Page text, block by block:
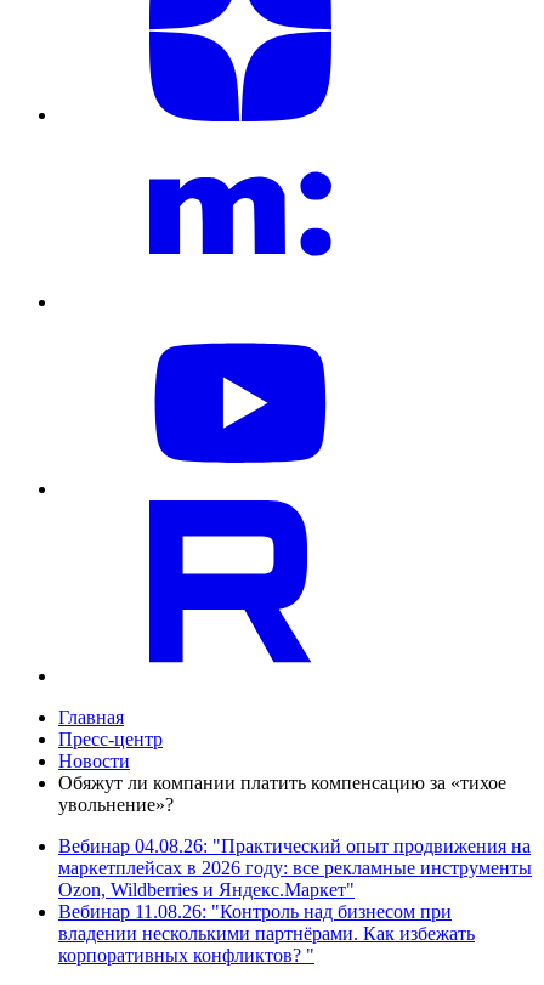
Главная
Пресс-центр
Новости
Обяжут ли компании платить компенсацию за «тихое
увольнение»?
Вебинар 04.08.26: "Практический опыт продвижения на
маркетплейсах в 2026 году: все рекламные инструменты
Ozon, Wildberries и Яндекс.Маркет"
Вебинар 11.08.26: "Контроль над бизнесом при
владении несколькими партнёрами. Как избежать
корпоративных конфликтов? "